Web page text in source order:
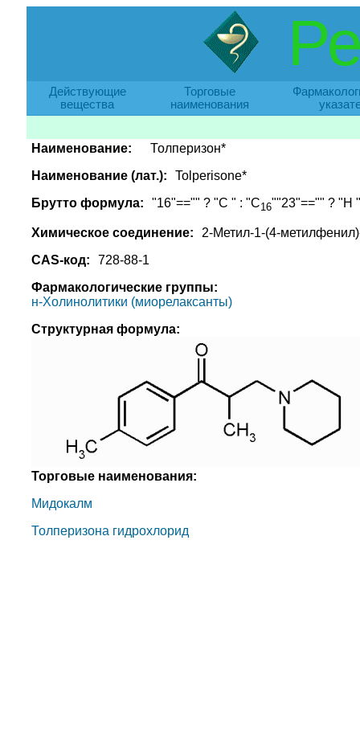
Действующие
вещества
Торговые
наименования
Наименование:
Толперизон*
Наименование (лат.):
Tolperisone*
Брутто формула:
"16"=="" ? "C " : "C16""23"=="" ? "H
Химическое соединение:
2-Метил-1-(4-
CAS-код:
728-88-1
Фармакологические группы:
н-Холинолитики (миорелаксанты)
Структурная формула:
Торговые наименования:
Мидокалм
Толперизона гидрохлорид